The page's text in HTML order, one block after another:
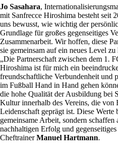
Jo Sasahara,
mit Sanfrecce Hiroshima besteht seit
uns bewusst, wie wichtig der
Grundlage für großes gegenseitiges
Zusammenarbeit. Wir hoffen, diese
sie gemeinsam auf ein neues Level zu
„Die Partnerschaft zwischen dem 1.
Hiroshima ist für mich ein
freundschaftliche Verbundenheit und
im Fußball Hand in Hand gehen
die hohe Qualität der Ausbildung bei
Kultur innerhalb des Vereins, die von
Leidenschaft geprägt ist. Diese Werte
gemeinsame Arbeit, sondern schaffen
nachhaltigen Erfolg und
CheftrainerManuel Hartmann.